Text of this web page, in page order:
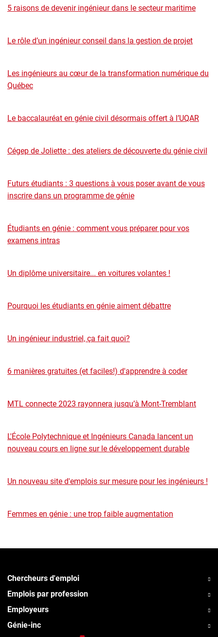
5 raisons de devenir ingénieur dans le secteur maritime
Le rôle d’un ingénieur conseil dans la gestion de projet
Les ingénieurs au cœur de la transformation numérique du
Québec
Le baccalauréat en génie civil désormais offert à l’UQAR
Cégep de Joliette : des ateliers de découverte du génie civil
Futurs étudiants : 3 questions à vous poser avant de vous
inscrire dans un programme de génie
Étudiants en génie : comment vous préparer pour vos
examens intras
Un diplôme universitaire... en voitures volantes !
Pourquoi les étudiants en génie aiment débattre
Un ingénieur industriel, ça fait quoi?
6 manières gratuites (et faciles!) d'apprendre à coder
MTL connecte 2023 rayonnera jusqu’à Mont-Tremblant
L'École Polytechnique et Ingénieurs Canada lancent un
nouveau cours en ligne sur le développement durable
Un nouveau site d'emplois sur mesure pour les ingénieurs !
Femmes en génie : une trop faible augmentation
Chercheurs d'emploi
Emplois par profession
Employeurs
Génie-inc